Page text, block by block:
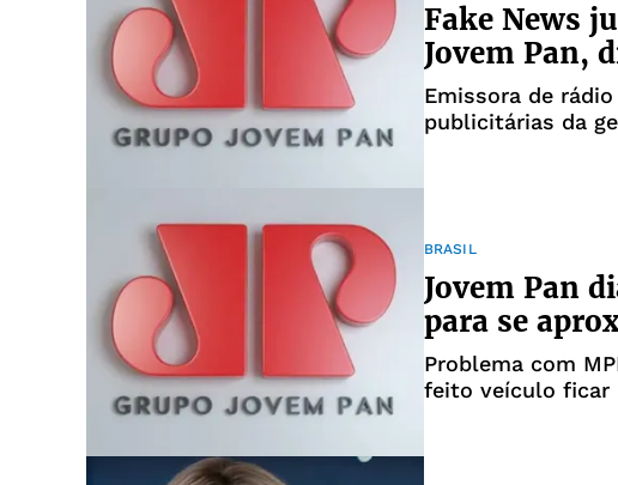
Fake News
Jovem Pan,
Emissora de
publicitárias da
BRASIL
Jovem Pan
para se
Problema com
feito veículo ficar